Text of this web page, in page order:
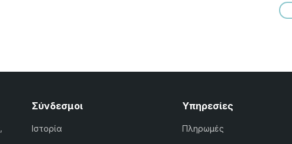
Σύνδεσμοι
Ιστορία
Υπηρεσίες
Πληρωμές